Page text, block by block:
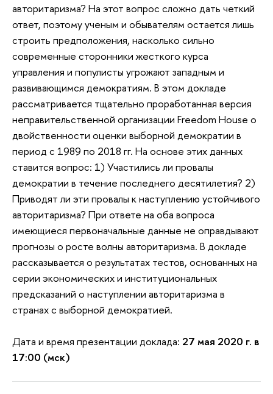
авторитаризма? На этот вопрос сложно дать четкий
ответ, поэтому ученым и обывателям остается лишь
строить предположения, насколько сильно
современные сторонники жесткого курса
управления и популисты угрожают западным и
развивающимся демократиям. В этом докладе
рассматривается тщательно проработанная версия
неправительственной организации Freedom House о
двойственности оценки выборной демократии в
период с 1989 по 2018 гг. На основе этих данных
ставится вопрос: 1) Участились ли провалы
демократии в течение последнего десятилетия? 2)
Приводят ли эти провалы к наступлению устойчивого
авторитаризма? При ответе на оба вопроса
имеющиеся первоначальные данные не оправдывают
прогнозы о росте волны авторитаризма. В докладе
рассказывается о результатах тестов, основанных на
серии экономических и институциональных
предсказаний о наступлении авторитаризма в
странах с выборной демократией.
Дата и время презентации доклада: 27 мая 2020 г. в
17:00 (мск)